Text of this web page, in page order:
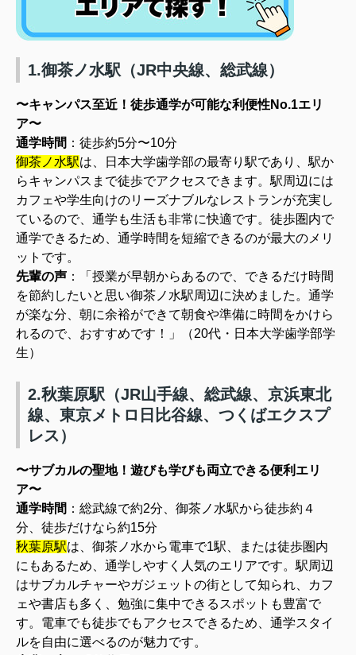
1.御茶ノ水駅（JR中央線、総武線）
〜キャンパス至近！徒歩通学が可能な利便性No.1エリ
ア〜
通学時間 ：徒歩約5分〜10分
御茶ノ水駅は、日本大学歯学部の最寄り駅であり、駅か
らキャンパスまで徒歩でアクセスできます。駅周辺には
カフェや学生向けのリーズナブルなレストランが充実し
ているので、通学も生活も非常に快適です。徒歩圏内で
通学できるため、通学時間を短縮できるのが最大のメリ
ットです。
先輩の声 ：
「授業が早朝からあるので、できるだけ時間
を節約したいと思い御茶ノ水駅周辺に決めました。通学
が楽な分、朝に余裕ができて朝食や準備に時間をかけら
れるので、おすすめです！」（20代・日本大学歯学部学
生）
2.秋葉原駅（JR山手線、総武線、京浜東北
線、東京メトロ日比谷線、つくばエクスプ
レス）
〜サブカルの聖地！遊びも学びも両立できる便利エリ
ア〜
通学時間 ：総武線で約2分、御茶ノ水駅から徒歩約４
分、徒歩だけなら約15分
秋葉原駅は、御茶ノ水から電車で1駅、または徒歩圏内
にもあるため、通学しやすく人気のエリアです。駅周辺
はサブカルチャーやガジェットの街として知られ、カフ
ェや書店も多く、勉強に集中できるスポットも豊富で
す。電車でも徒歩でもアクセスできるため、通学スタイ
ルを自由に選べるのが魅力です。